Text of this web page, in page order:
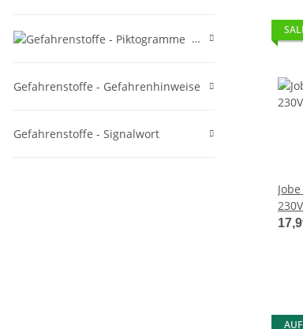
Gefahrenstoffe -
Gefahrenstoffe - Gefahrenhinweise
Gefahrenstoffe - Signalwort